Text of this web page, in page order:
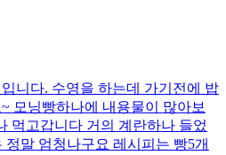
니다. 수영을 하는데 가기전에 밥
모닝빵하나에 내용물이 많아보
먹고갑니다 거의 계란하나 들었
말 엄청나구요 레시피는 빵5개